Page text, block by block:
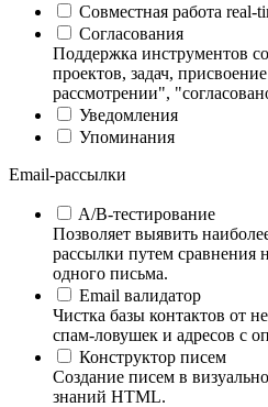
Совместная работа real-
Согласования
Поддержка инструментов
проектов, задач,
рассмотрении",
Уведомления
Упоминания
Email-рассылки
A/B-тестирование
Позволяет выявить
рассылки путем сравнения
одного письма.
Email валидатор
Чистка базы контактов от
спам-ловушек и адресов с
Конструктор писем
Создание писем в
знаний HTML.